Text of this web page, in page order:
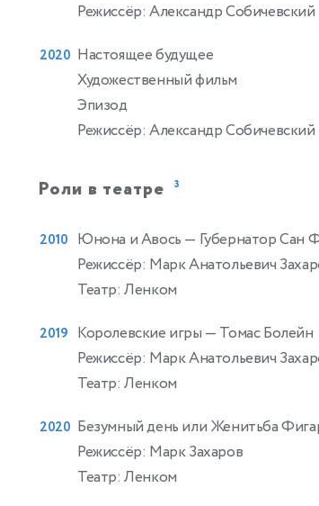
Режиссёр: Александр Собичевский
2020 Настоящее будущее
Художественный фильм
Эпизод
Режиссёр: Александр Собичевский
Роли в театре 3
2010 Юнона и Авось — Губернатор Сан
Режиссёр: Марк Анатольевич
Театр: Ленком
2019 Королевские игры — Томас Болейн
Режиссёр: Марк Анатольевич
Театр: Ленком
2020 Безумный день или Женитьба
Режиссёр: Марк Захаров
Театр: Ленком